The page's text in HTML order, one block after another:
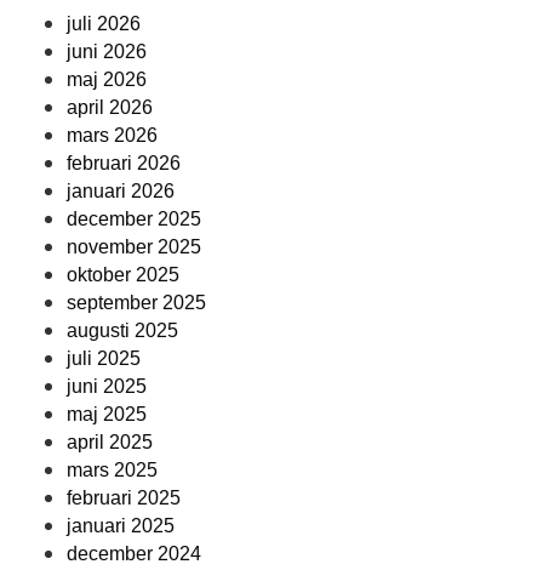
juli 2026
juni 2026
maj 2026
april 2026
mars 2026
februari 2026
januari 2026
december 2025
november 2025
oktober 2025
september 2025
augusti 2025
juli 2025
juni 2025
maj 2025
april 2025
mars 2025
februari 2025
januari 2025
december 2024